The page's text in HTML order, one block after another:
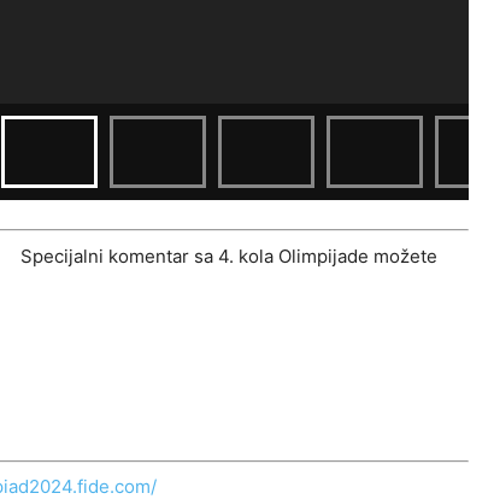
Specijalni komentar sa 4. kola Olimpijade možete